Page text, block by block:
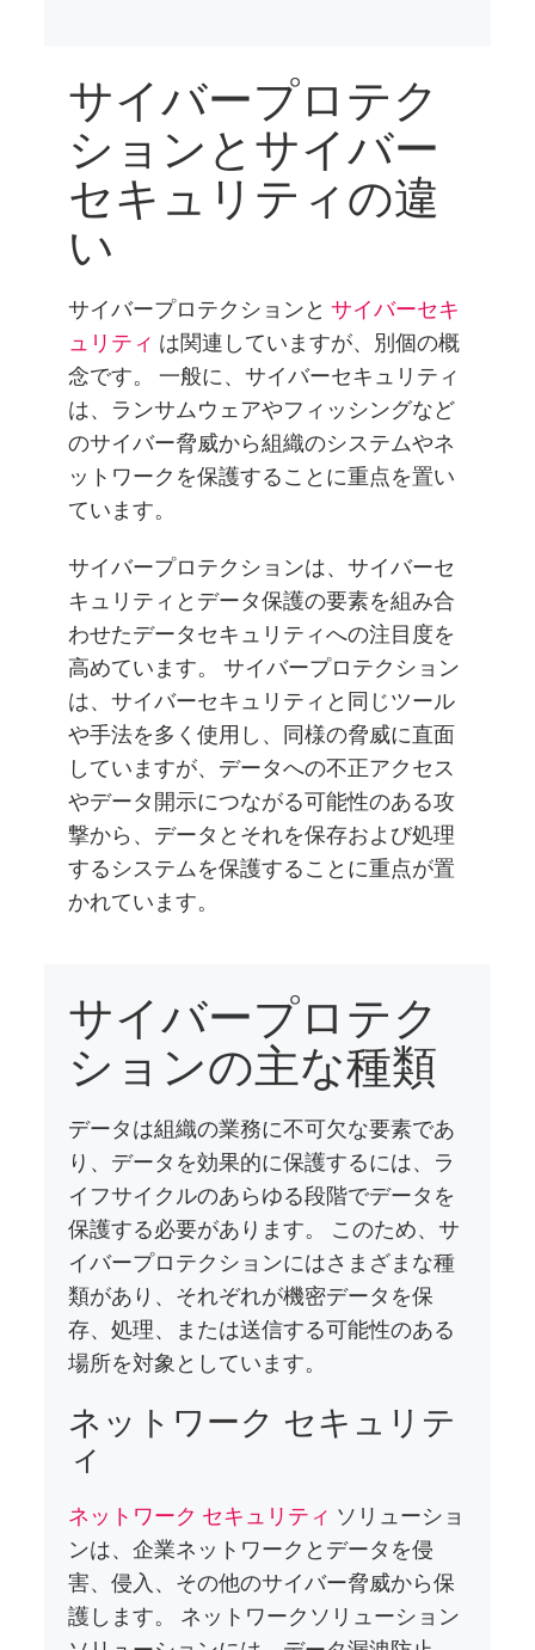
サイバープロテク
ションとサイバー
セキュリティの違
い
サイバープロテクションとサイバーセキ
ュリティ は関連していますが、別個の概
念です。 一般に、サイバーセキュリティ
は、ランサムウェアやフィッシングなど
のサイバー脅威から組織のシステムやネ
ットワークを保護することに重点を置い
ています。
サイバープロテクションは、サイバーセ
キュリティとデータ保護の要素を組み合
わせたデータセキュリティへの注目度を
高めています。 サイバープロテクション
は、サイバーセキュリティと同じツール
や手法を多く使用し、同様の脅威に直面
していますが、データへの不正アクセス
やデータ開示につながる可能性のある攻
撃から、データとそれを保存および処理
するシステムを保護することに重点が置
かれています。
サイバープロテク
ションの主な種類
データは組織の業務に不可欠な要素であ
り、データを効果的に保護するには、ラ
イフサイクルのあらゆる段階でデータを
保護する必要があります。 このため、サ
イバープロテクションにはさまざまな種
類があり、それぞれが機密データを保
存、処理、または送信する可能性のある
場所を対象としています。
ネットワーク セキュリテ
ィ
ネットワーク セキュリティ ソリューショ
ンは、企業ネットワークとデータを侵
害、侵入、その他のサイバー脅威から保
護します。 ネットワークソリューション